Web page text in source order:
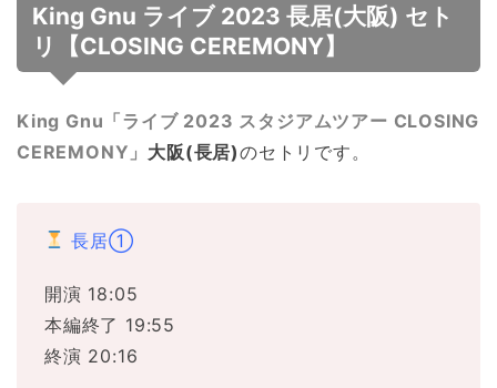
King Gnu ライブ 2023 長居(大阪) セト
リ【CLOSING CEREMONY】
King Gnu「ライブ 2023 スタジアムツアー CLOSING
CEREMONY」 大阪(長居)のセトリです。
長居①
開演 18:05
本編終了 19:55
終演 20:16